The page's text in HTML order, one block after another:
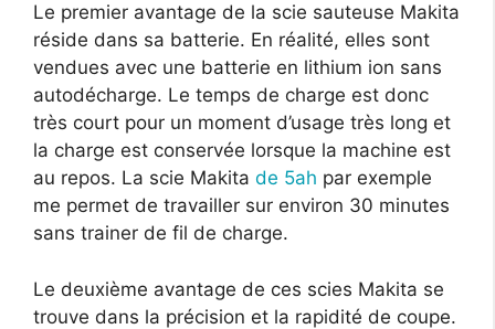
Le premier avantage de la scie sauteuse Makita
réside dans sa batterie. En réalité, elles sont
vendues avec une batterie en lithium ion sans
autodécharge. Le temps de charge est donc
très court pour un moment d’usage très long et
la charge est conservée lorsque la machine est
au repos. La scie Makita de 5ah par exemple
me permet de travailler sur environ 30 minutes
sans trainer de fil de charge.
Le deuxième avantage de ces scies Makita se
trouve dans la précision et la rapidité de coupe.